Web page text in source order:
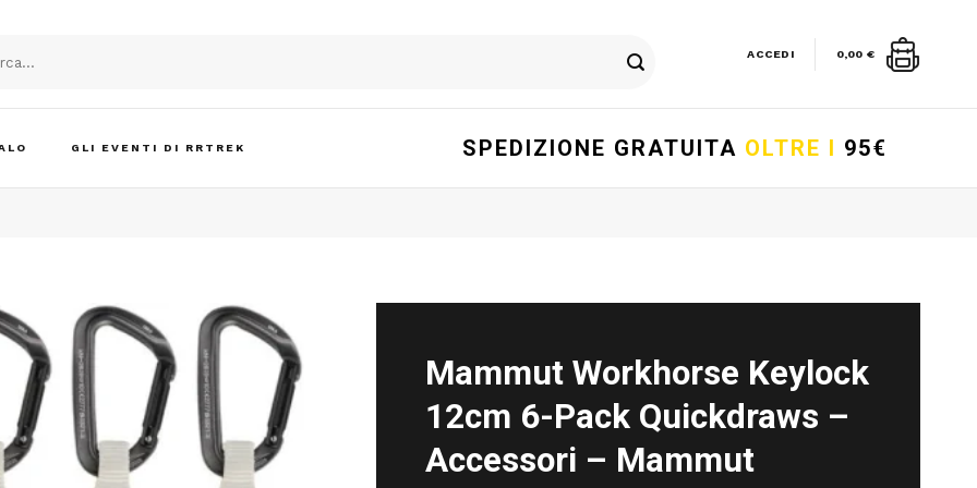
ACCEDI 0,00 €
GLI EVENTI DI RRTREK SPEDIZIONE GRATUITA OLTRE I 95€
Mammut Workhorse Keylock
12cm 6-Pack Quickdraws –
Accessori – Mammut